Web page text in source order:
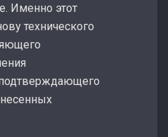
Именно этот
технического